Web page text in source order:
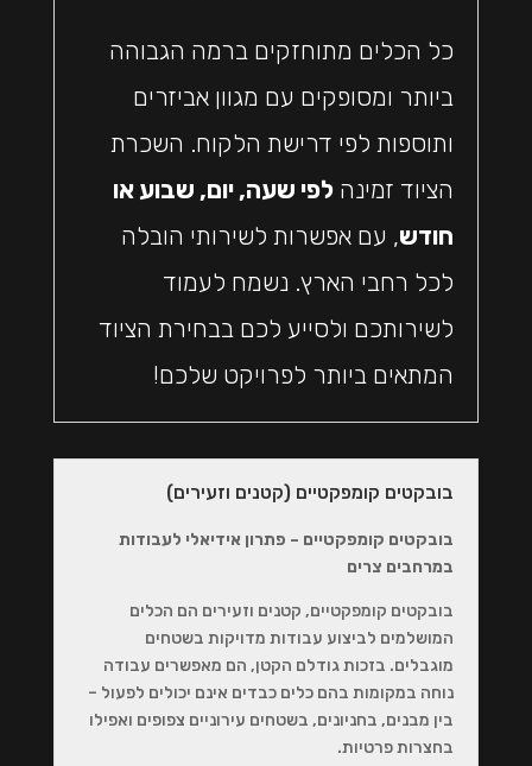
כל הכלים מתוחזקים ברמה הגבוהה
ביותר ומסופקים עם מגוון אביזרים
ותוספות לפי דרישת הלקוח. השכרת
הציוד זמינה לפי שעה, יום, שבוע או
חודש, עם אפשרות לשירותי הובלה
לכל רחבי הארץ. נשמח לעמוד
לשירותכם ולסייע לכם בבחירת הציוד
המתאים ביותר לפרויקט שלכם!
בובקטים קומפקטיים (קטנים וזעירים)
בובקטים קומפקטיים – פתרון אידיאלי לעבודות
במרחבים צרים
בובקטים קומפקטיים, קטנים וזעירים הם הכלים
המושלמים לביצוע עבודות מדויקות בשטחים
מוגבלים. בזכות גודלם הקטן, הם מאפשרים עבודה
נוחה במקומות בהם כלים כבדים אינם יכולים לפעול –
בין מבנים, בחניונים, בשטחים עירוניים צפופים ואפילו
בחצרות פרטיות.